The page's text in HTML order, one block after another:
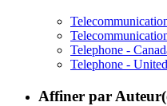
Telephone -
Telephone -
Affiner par